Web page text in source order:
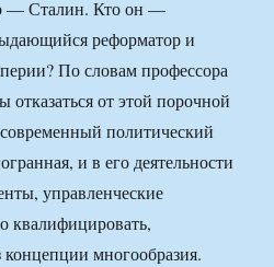
— Сталин. Кто он —
реформатор и
По словам профессора
от этой порочной
политический
и в его деятельности
управленческие
квалифицировать,
концепции многообразия.